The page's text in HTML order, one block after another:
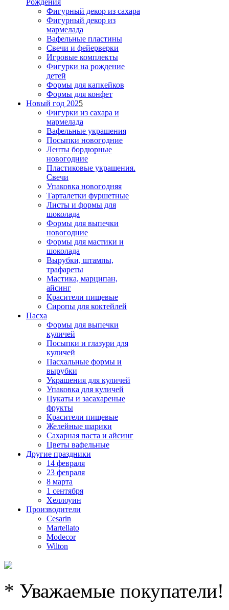
Фигурный декор из сахара
Фигурный декор из
мармелада
Вафельные пластины
Свечи и фейерверки
Игровые комплекты
Фигурки на рождение
детей
Формы для капкейков
Формы для конфет
Новый год 2025
Фигурки из сахара и
мармелада
Вафельные украшения
Посыпки новогодние
Ленты бордюрные
новогодние
Пластиковые украшения.
Свечи
Упаковка новогодняя
Тарталетки фуршетные
Листы и формы для
шоколада
Формы для выпечки
новогодние
Формы для мастики и
шоколада
Вырубки, штампы,
трафареты
Мастика, марципан,
айсинг
Красители пищевые
Сиропы для коктейлей
Пасха
Формы для выпечки
куличей
Посыпки и глазури для
куличей
Пасхальные формы и
вырубки
Украшения для куличей
Упаковка для куличей
Цукаты и засахареные
фрукты
Красители пищевые
Желейные шарики
Сахарная паста и айсинг
Цветы вафельные
Другие праздники
14 февраля
23 февраля
8 марта
1 сентября
Хеллоуин
Производители
Cesarin
Martellato
Modecor
Wilton
* Уважаемые покупатели!